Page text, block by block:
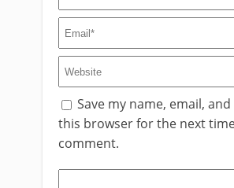
Save my name, email,
this browser for the next
comment.